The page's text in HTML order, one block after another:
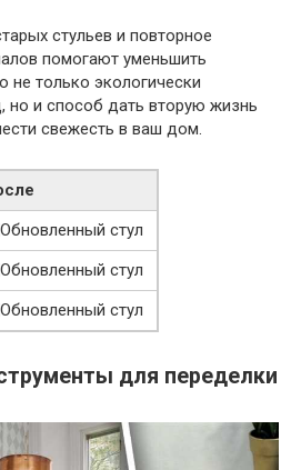
стульев и повторное
помогают уменьшить
только экологически
но и способ дать вторую жизнь
свежесть в ваш дом.
для переделки